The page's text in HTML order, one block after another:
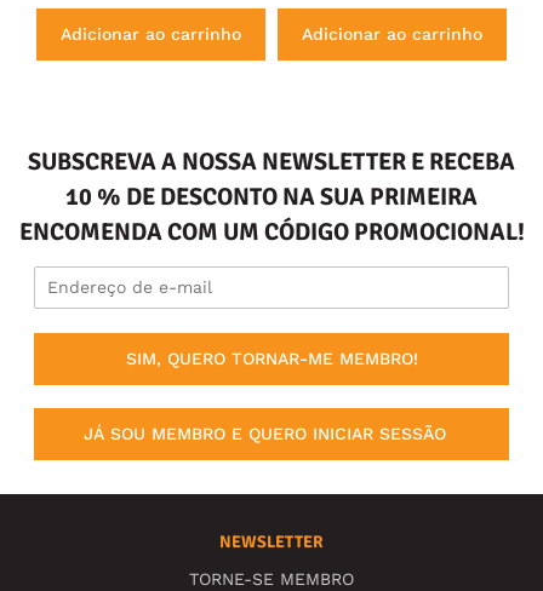
Adicionar ao carrinho Adicionar ao carrinho
SUBSCREVA A NOSSA NEWSLETTER E RECEBA
10 % DE DESCONTO NA SUA PRIMEIRA
ENCOMENDA COM UM CÓDIGO PROMOCIONAL!
SIM, QUERO TORNAR-ME MEMBRO!
JÁ SOU MEMBRO E QUERO INICIAR SESSÃO
NEWSLETTER
TORNE-SE MEMBRO